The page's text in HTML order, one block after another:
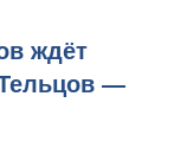
ждёт
—